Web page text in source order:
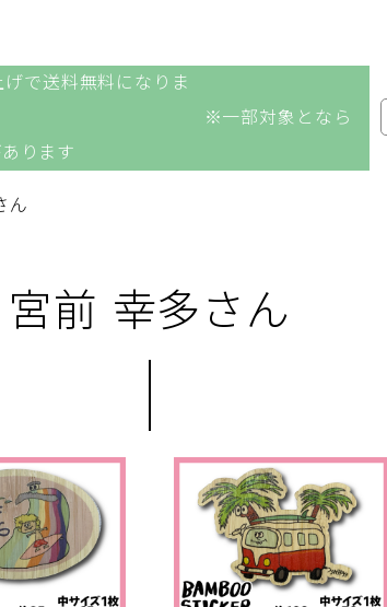
で送料無料になりま
象となら
ります
ん
宮前 幸多さん